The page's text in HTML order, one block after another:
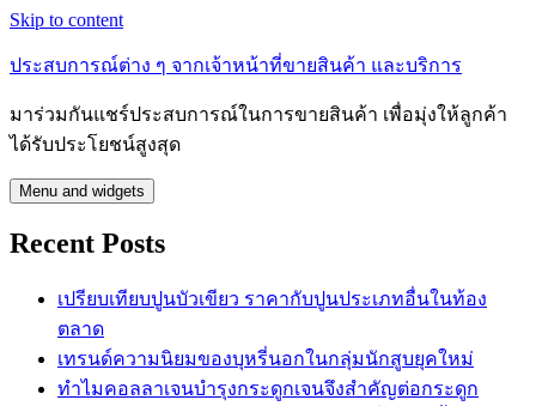
Skip to content
ประสบการณ์ต่าง ๆ จากเจ้าหน้าที่ขายสินค้า และบริการ
มาร่วมกันแชร์ประสบการณ์ในการขายสินค้า เพื่อมุ่งให้ลูกค้า
ได้รับประโยชน์สูงสุด
Menu and widgets
Recent Posts
เปรียบเทียบปูนบัวเขียว ราคากับปูนประเภทอื่นในท้อง
ตลาด
เทรนด์ความนิยมของบุหรี่นอกในกลุ่มนักสูบยุคใหม่
ทำไมคอลลาเจนบำรุงกระดูกเจนจึงสำคัญต่อกระดูก